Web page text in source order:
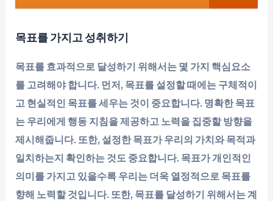
목표를 가지고 성취하기
목표를 효과적으로 달성하기 위해서는 몇 가지 핵심요소
를 고려해야 합니다. 먼저, 목표를 설정할 때에는 구체적이
고 현실적인 목표를 세우는 것이 중요합니다. 명확한 목표
는 우리에게 행동 지침을 제공하고 노력을 집중할 방향을
제시해줍니다. 또한, 설정한 목표가 우리의 가치와 목적과
일치하는지 확인하는 것도 중요합니다. 목표가 개인적인
의미를 가지고 있을수록 우리는 더욱 열정적으로 목표를
향해 노력할 것입니다. 또한, 목표를 달성하기 위해서는 계